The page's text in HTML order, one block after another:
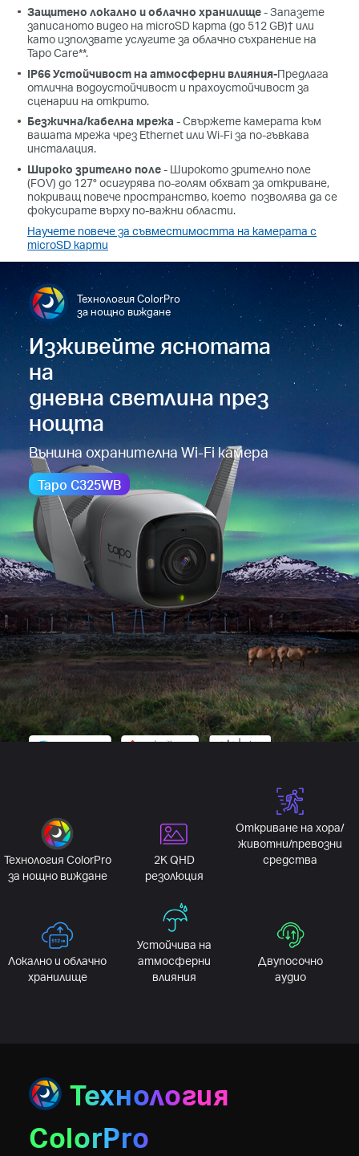
Защитено локално и облачно хранилище- Запазете
записаното видео на microSD карта (до 512 GB)† или
като използвате услугите за облачно съхранение на
Tapo Care**.
IP66 Устойчивост на атмосферни влияния-Предлага
отлична водоустойчивост и прахоустойчивост за
сценарии на открито.
Безжична/кабелна мрежа - Свържете камерата към
вашата мрежа чрез Ethernet или Wi-Fi за по-гъвкава
инсталация.
Широко зрително поле- Широкото зрително поле
(FOV) до 127° осигурява по-голям обхват за откриване,
покриващ повече пространство, което позволява да се
фокусирате върху по-важни области.
Научете повече за съвместимостта на камерата с
microSD карти
Технология ColorPro
за нощно виждане
Изживейте яснотата
на
дневна светлина през
нощта
Външна охранителна Wi-Fi камера
Tapo C325WB
Технология ColorPro
за нощно виждане
2K QHD
резолюция
Откриване на хора/
животни/превозни
средства
Локално и облачно
хранилище
Устойчива на
атмосферни
влияния
Двупосочно
аудио
Технология
ColorPro